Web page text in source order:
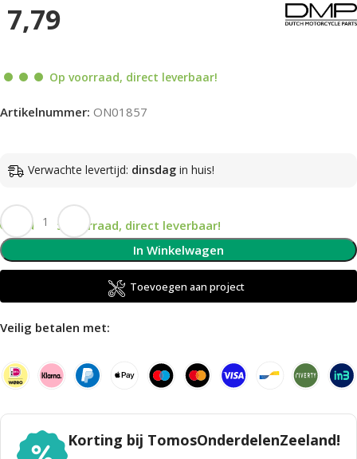
7,79
Op voorraad, direct leverbaar!
Artikelnummer: ON01857
Verwachte levertijd: dinsdag in huis!
Op voorraad, direct leverbaar!
In Winkelwagen
Toevoegen aan project
Veilig betalen met:
Korting bij TomosOnderdelenZeeland!